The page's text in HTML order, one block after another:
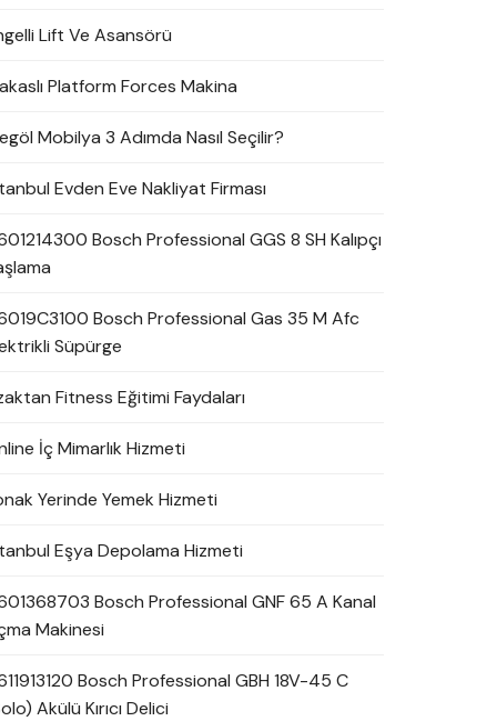
Lift Ve Asansörü
Platform Forces Makina
Mobilya 3 Adımda Nasıl Seçilir?
Evden Eve Nakliyat Firması
Bosch Professional GGS 8 SH Kalıpçı
Bosch Professional Gas 35 M Afc
Süpürge
Fitness Eğitimi Faydaları
İç Mimarlık Hizmeti
Yerinde Yemek Hizmeti
Eşya Depolama Hizmeti
Bosch Professional GNF 65 A Kanal
Makinesi
Bosch Professional GBH 18V-45 C
Akülü Kırıcı Delici